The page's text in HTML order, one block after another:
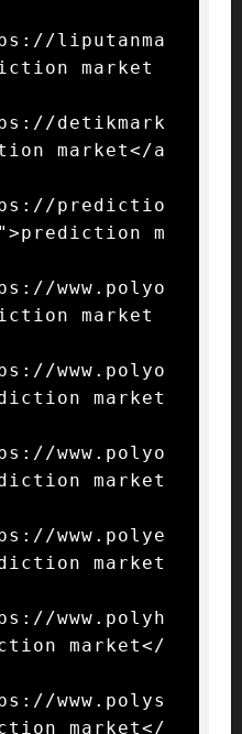
liputanma
market
detikmark
market</a
predictio
m
www.polyo
market
www.polyo
market
www.polyo
market
www.polye
market
www.polyh
market</
www.polys
market</